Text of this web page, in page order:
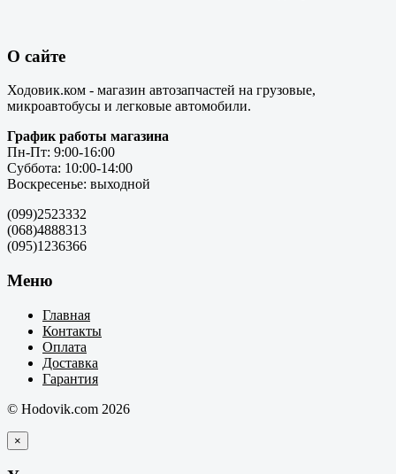
О сайте
Ходовик.ком - магазин автозапчастей на грузовые,
микроавтобусы и легковые автомобили.
График работы магазина
Пн-Пт: 9:00-16:00
Суббота: 10:00-14:00
Воскресенье: выходной
(099)2523332
(068)4888313
(095)1236366
Меню
Главная
Контакты
Оплата
Доставка
Гарантия
© Hodovik.com 2026
×